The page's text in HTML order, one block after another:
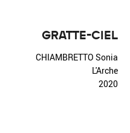
GRATTE-CIEL
CHIAMBRETTO Sonia
L'Arche
2020